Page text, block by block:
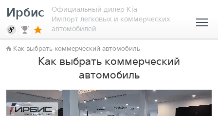
Ирбис
Официальный дилер Kia
Импорт легковых и коммерческих
автомобилей
Как выбрать коммерческий автомобиль
Как выбрать коммерческий
автомобиль